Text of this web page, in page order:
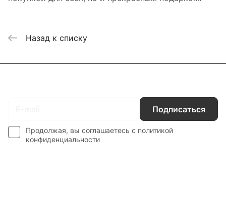
Назад к списку
Подписаться
Продолжая, вы соглашаетесь с политикой
конфиденциальности